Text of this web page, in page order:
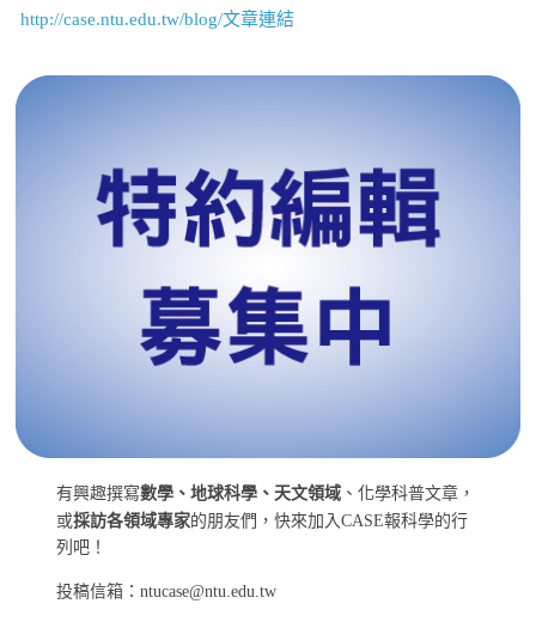
http://case.ntu.edu.tw/blog/文章連結
有興趣撰寫數學、地球科學、天文領域 、化學科普文章，
或採訪各領域專家的朋友們，快來加入CASE報科學的行
列吧！
投稿信箱：ntucase@ntu.edu.tw